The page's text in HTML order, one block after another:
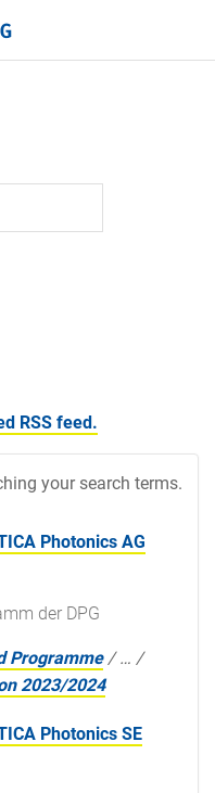
RSS feed.
your search terms.
(newest first)
Photonics AG
der DPG
Programme /… /
2023/2024
Photonics SE